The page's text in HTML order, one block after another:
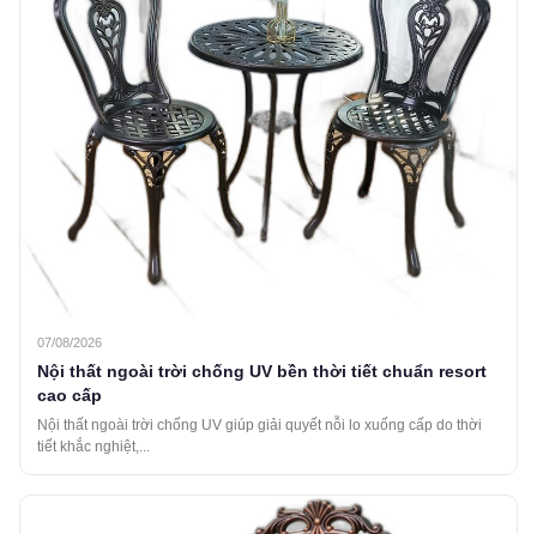
07/08/2026
Nội thất ngoài trời chống UV bền thời tiết chuẩn resort
cao cấp
Nội thất ngoài trời chống UV giúp giải quyết nỗi lo xuống cấp do thời
tiết khắc nghiệt,...